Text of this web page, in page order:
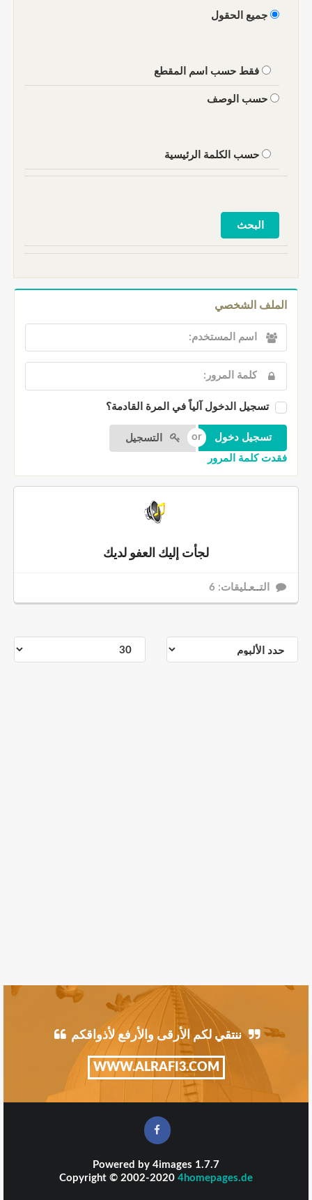
جميع الحقول
فقط حسب اسم المقطع
حسب الوصف
حسب الكلمة الرئيسية
الملف الشخصي
تسجيل الدخول آلياً في المرة القادمة؟
التسجيل
فقدت كلمة المرور
لجأت إليك العفو لديك
التــعـليقات: 6
ننتقي لكم الأرقى والأرفع لأذواقكم
WWW.ALRAFI3.COM
Powered by 4images 1.7.7
Copyright © 2002-2020 4homepages.de